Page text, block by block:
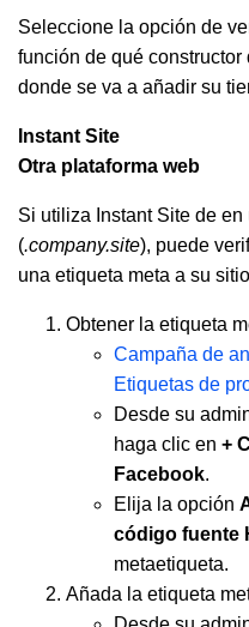
Seleccione la opción de
función de qué
donde se va a añadir su
Instant Site
Otra plataforma web
Si utiliza Instant Site de en
(.company.site), puede
una etiqueta meta a su
Obtener la etiqueta
Campaña de
Etiquetas de
Desde su
haga clic en +
Facebook.
Elija la opción
código fuente
metaetiqueta.
Añada la etiqueta